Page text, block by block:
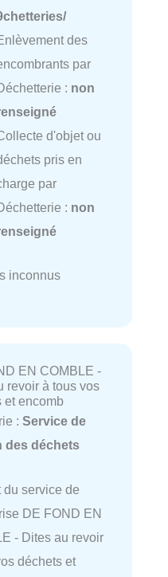
des
par
: non
d'objet ou
pris en
par
: non
inconnus
EN COMBLE -
revoir à tous vos
et encomb
: Service de
des déchets
du service de
DE FOND EN
- Dites au revoir
déchets et